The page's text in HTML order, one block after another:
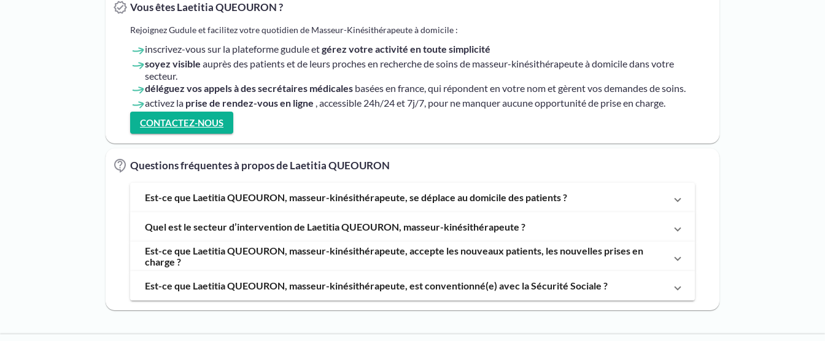
Vous êtes Laetitia QUEOURON ?
Rejoignez Gudule et facilitez votre quotidien de Masseur-Kinésithérapeute à domicile :
inscrivez-vous sur la plateforme gudule etgérez votre activité en toute simplicité
soyez visible auprès des patients et de leurs proches en recherche de soins de masseur-kinésithérapeute à domicile dans votre
secteur.
déléguez vos appels à des secrétaires médicales basées en france, qui répondent en votre nom et gèrent vos demandes de soins.
activez la prise de rendez-vous en ligne , accessible 24h/24 et 7j/7, pour ne manquer aucune opportunité de prise en charge.
CONTACTEZ-NOUS
Questions fréquentes à propos de Laetitia QUEOURON
Est-ce que Laetitia QUEOURON, masseur-kinésithérapeute, se déplace au domicile des patients ?
Quel est le secteur d’intervention de Laetitia QUEOURON, masseur-kinésithérapeute ?
Est-ce que Laetitia QUEOURON, masseur-kinésithérapeute, accepte les nouveaux patients, les nouvelles prises en
charge ?
Est-ce que Laetitia QUEOURON, masseur-kinésithérapeute, est conventionné(e) avec la Sécurité Sociale ?